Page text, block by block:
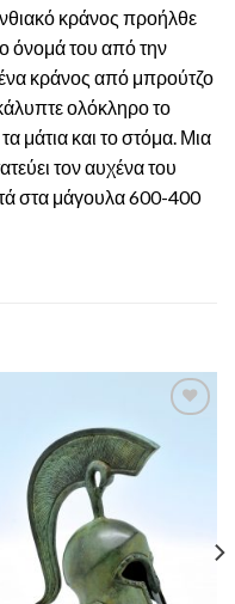
κράνος προήλθε
όνομά του από την
κράνος από μπρούτζο
ολόκληρο το
μάτια και το στόμα. Μια
τον αυχένα του
στα μάγουλα 600-400
Πρόσθεσε